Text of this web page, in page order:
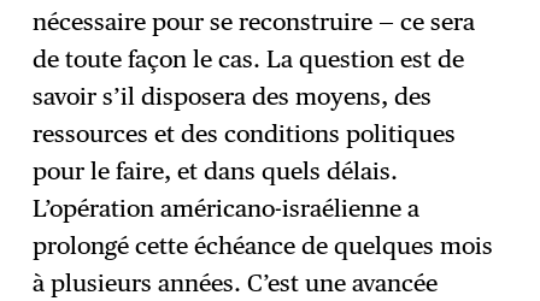
nécessaire pour se reconstruire — ce sera
de toute façon le cas. La question est de
savoir s’il disposera des moyens, des
ressources et des conditions politiques
pour le faire, et dans quels délais.
L’opération américano-israélienne a
prolongé cette échéance de quelques mois
à plusieurs années. C’est une avancée